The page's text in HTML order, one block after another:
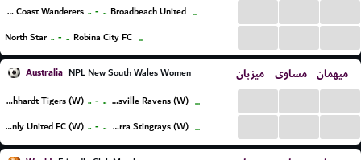
Sunshine Coast Wanderers .. - .. Broadbeach United ...
North Star .. - .. Robina City FC ...
Australia NPL New South Wales Women میزبان مساوی میهمان
Apia Leichhardt Tigers (W) .. - .. Gladesville Ravens (W) ...
Manly United FC (W) .. - .. Illawarra Stingrays (W) ...